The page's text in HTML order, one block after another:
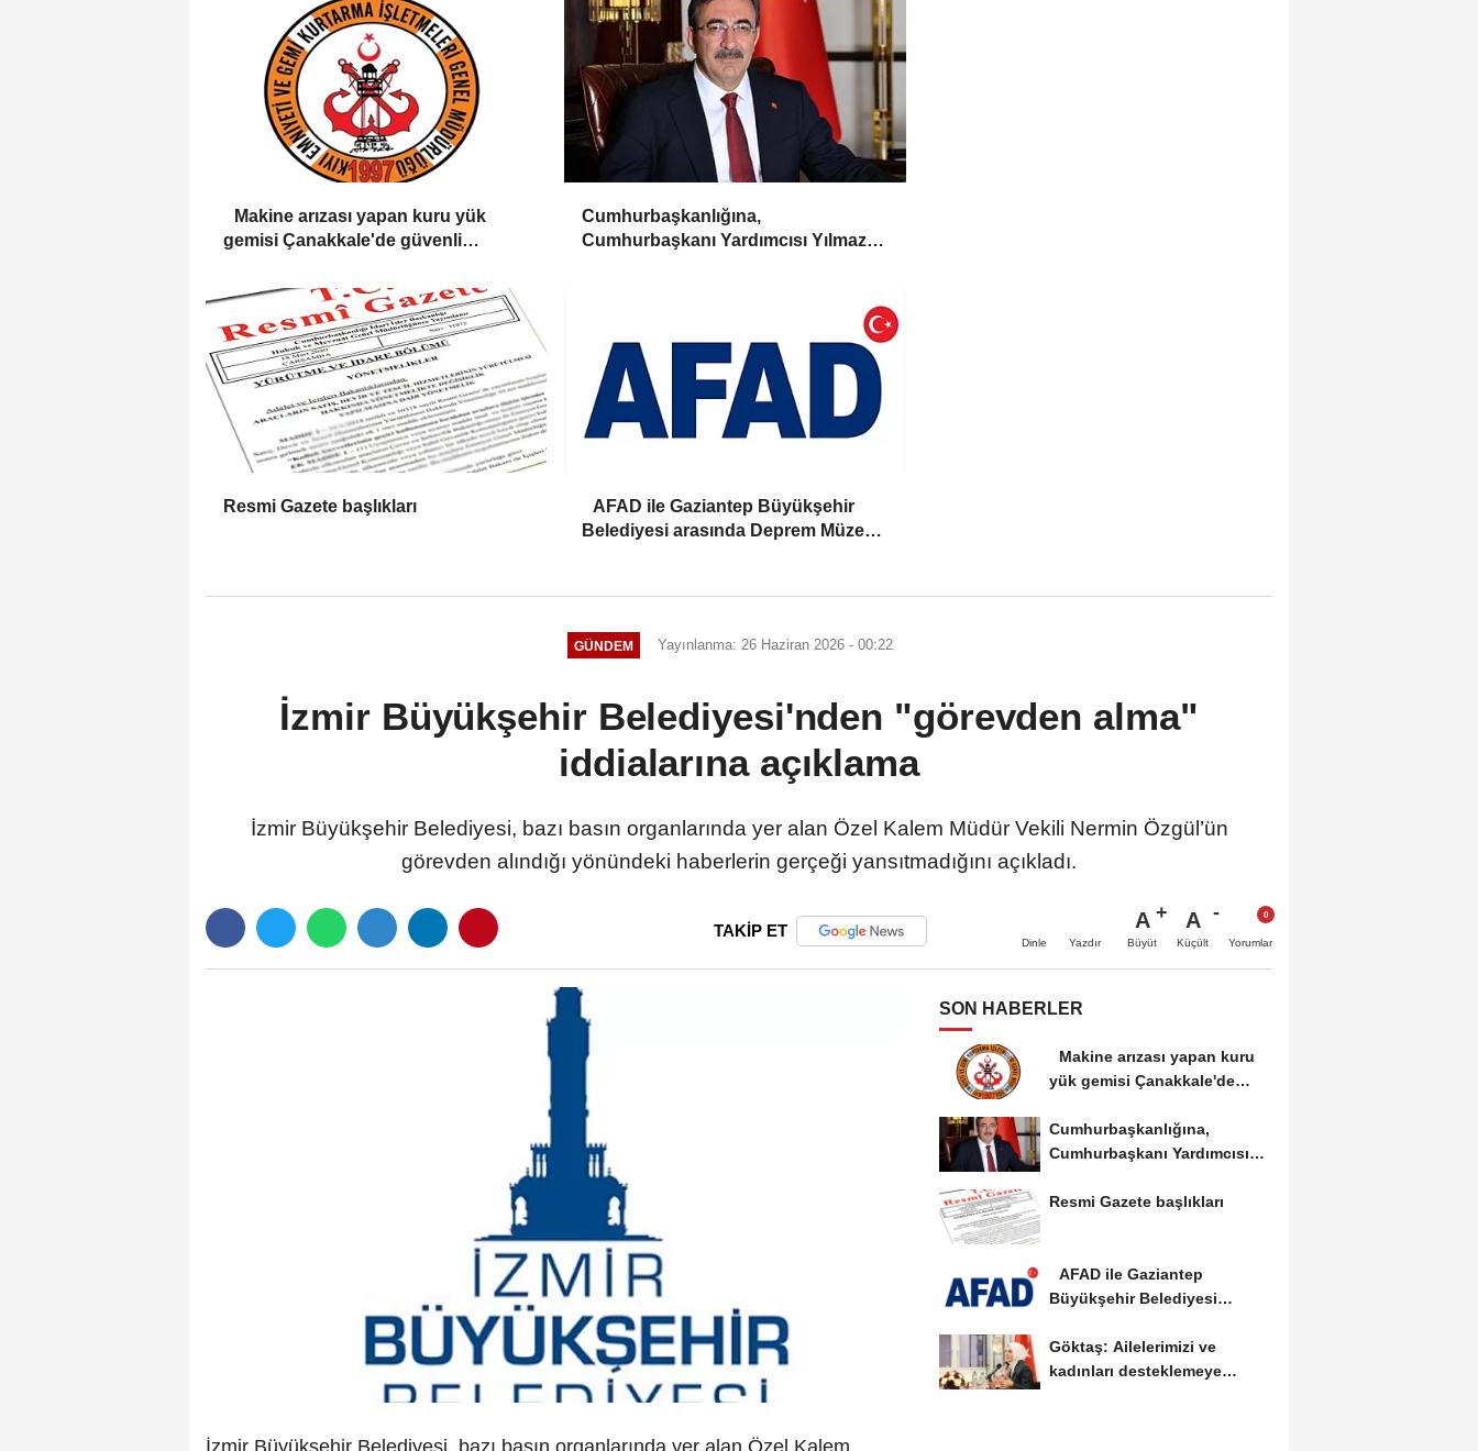
Makine arızası yapan kuru yük
gemisi Çanakkale'de güvenli
Cumhurbaşkanlığına,
Cumhurbaşkanı Yardımcısı Yılmaz
Resmi Gazete başlıkları
AFAD ile Gaziantep Büyükşehir
Belediyesi arasında Deprem Müzesi
GÜNDEM Yayınlanma: 26 Haziran 2026 - 00:22
İzmir Büyükşehir Belediyesi'nden "görevden alma"
iddialarına açıklama
İzmir Büyükşehir Belediyesi, bazı basın organlarında yer alan Özel Kalem Müdür Vekili Nermin Özgül’ün
görevden alındığı yönündeki haberlerin gerçeği yansıtmadığını açıkladı.
TAKİP ET
Dinle Yazdır
A
Büyüt
A
Küçült Yorumlar
İzmir Büyükşehir Belediyesi, bazı basın organlarında yer alan Özel Kalem
SON HABERLER
Makine arızası yapan kuru
yük gemisi Çanakkale'de
Cumhurbaşkanlığına,
Cumhurbaşkanı Yardımcısı
Resmi Gazete başlıkları
AFAD ile Gaziantep
Büyükşehir Belediyesi
Göktaş: Ailelerimizi ve
kadınları desteklemeye